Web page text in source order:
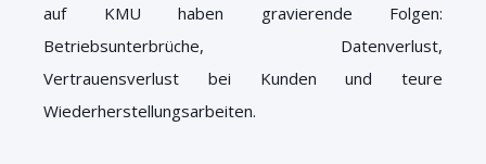
auf KMU haben gravierende Folgen:
Betriebsunterbrüche, Datenverlust,
Vertrauensverlust bei Kunden und teure
Wiederherstellungsarbeiten.